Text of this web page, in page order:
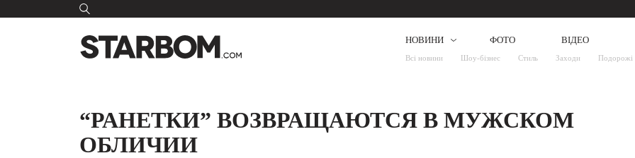
НОВИНИ
Всі новини Шоу-бізнес Стиль Заходи Подорожі
ФОТО ВІДЕО
“РАНЕТКИ” ВОЗВРАЩАЮТСЯ В МУЖСКОМ
ОБЛИЧИИ